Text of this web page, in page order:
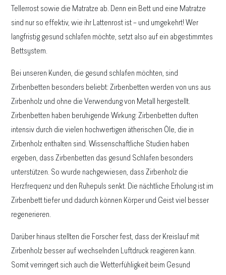
Tellerrost sowie die Matratze ab. Denn ein Bett und eine Matratze
sind nur so effektiv, wie ihr Lattenrost ist – und umgekehrt! Wer
langfristig gesund schlafen möchte, setzt also auf ein abgestimmtes
Bettsystem.
Bei unseren Kunden, die gesund schlafen möchten, sind
Zirbenbetten besonders beliebt: Zirbenbetten werden von uns aus
Zirbenholz und ohne die Verwendung von Metall hergestellt.
Zirbenbetten haben beruhigende Wirkung: Zirbenbetten duften
intensiv durch die vielen hochwertigen ätherischen Öle, die in
Zirbenholz enthalten sind. Wissenschaftliche Studien haben
ergeben, dass Zirbenbetten das gesund Schlafen besonders
unterstützen. So wurde nachgewiesen, dass Zirbenholz die
Herzfrequenz und den Ruhepuls senkt. Die nächtliche Erholung ist im
Zirbenbett tiefer und dadurch können Körper und Geist viel besser
regenerieren.
Darüber hinaus stellten die Forscher fest, dass der Kreislauf mit
Zirbenholz besser auf wechselnden Luftdruck reagieren kann.
Somit verringert sich auch die Wetterfühligkeit beim Gesund